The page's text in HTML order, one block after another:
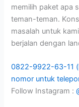
memilih paket apa
teman-teman.
masalah untuk
berjalan dengan
0822-9922-63-11
nomor untuk
Follow Instagram :